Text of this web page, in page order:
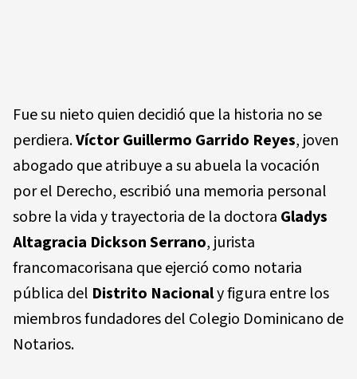
Fue su nieto quien decidió que la historia no se
perdiera.Víctor Guillermo Garrido Reyes, joven
abogado que atribuye a su abuela la vocación
por el Derecho, escribió una memoria personal
sobre la vida y trayectoria de la doctora Gladys
Altagracia Dickson Serrano, jurista
francomacorisana que ejerció como notaria
pública del Distrito Nacionaly figura entre los
miembros fundadores del Colegio Dominicano de
Notarios.